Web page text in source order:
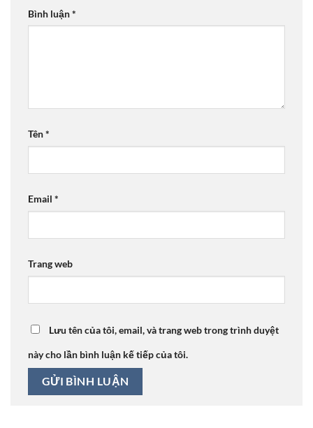
Bình luận*
Tên*
Email *
Trang web
Lưu tên của tôi, email, và trang web trong trình duyệt
này cho lần bình luận kế tiếp của tôi.